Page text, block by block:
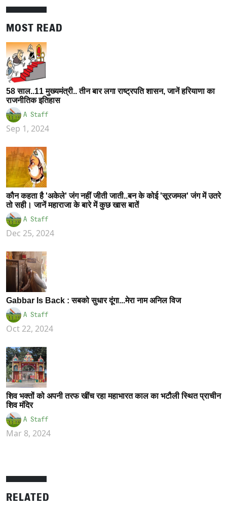
MOST READ
58 साल..11 मुख्यमंत्री.. तीन बार लगा राष्ट्रपति शासन, जानें हरियाणा का
राजनीतिक इतिहास
A Staff
Sep 1, 2024
कौन कहता है 'अकेले' जंग नहीं जीती जाती..बन के कोई 'सूरजमल' जंग में उतरे
तो सही। जानें महाराजा के बारे में कुछ खास बातें
A Staff
Dec 25, 2024
Gabbar Is Back : सबको सुधार दूंगा...मेरा नाम अनिल विज
A Staff
Oct 22, 2024
शिव भक्तों को अपनी तरफ खींच रहा महाभारत काल का भटौली स्थित प्राचीन
शिव मंदिर
A Staff
Mar 8, 2024
RELATED